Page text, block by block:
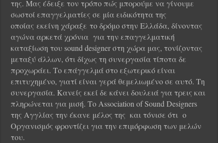
της. Μας έδειξε τον τρόπο πώς μπορούμε να γίνουμε
σωστοί επαγγελματίες σε μία ειδικότητα της
οποίας εκείνη χάραξε το δρόμο στην Ελλάδα, δίνοντας
αγώνα αρκετά χρόνια για την επαγγελματική
καταξίωση του sound designer στη χώρα μας, τονίζοντας
μεταξύ άλλων, ότι δίχως τη συνεργασία τίποτα δε
προχωράει. Το επάγγελμά στο εξωτερικό είναι
επιτυχημένο, γιατί είναι γερά θεμελιωμένο σε αυτό. Τη
συνεργασία. Κανείς εκεί δε κάνει δουλειά για τρεις και
πληρώνεται για μισή. Το Association of Sound Designers
της Αγγλίας την έκανε μέλος της και τόνισε ότι ο
Οργανισμός φροντίζει για την επιμόρφωση των μελών
του.